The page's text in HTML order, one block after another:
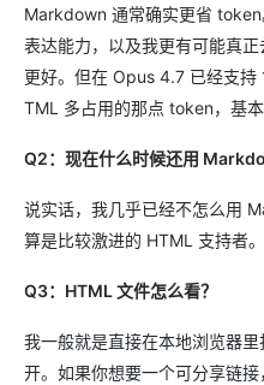
Markdown 通常确实更省
表达能力，以及我更有可能真
更好。但在 Opus 4.7 已经支
TML 多占用的那点 token，基本
Q2：现在什么时候还用
说实话，我几乎已经不怎么用
算是比较激进的 HTML 支持者。
Q3：HTML 文件怎么看？
我一般就是直接在本地浏览器
开。如果你想要一个可分享链接